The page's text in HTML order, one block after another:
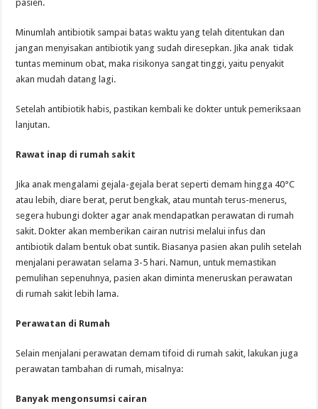
pasien.
Minumlah antibiotik sampai batas waktu yang telah ditentukan dan
jangan menyisakan antibiotik yang sudah diresepkan. Jika anak tidak
tuntas meminum obat, maka risikonya sangat tinggi, yaitu penyakit
akan mudah datang lagi.
Setelah antibiotik habis, pastikan kembali ke dokter untuk pemeriksaan
lanjutan.
Rawat inap di rumah sakit
Jika anak mengalami gejala-gejala berat seperti demam hingga 40°C
atau lebih, diare berat, perut bengkak, atau muntah terus-menerus,
segera hubungi dokter agar anak mendapatkan perawatan di rumah
sakit. Dokter akan memberikan cairan nutrisi melalui infus dan
antibiotik dalam bentuk obat suntik. Biasanya pasien akan pulih setelah
menjalani perawatan selama 3-5 hari. Namun, untuk memastikan
pemulihan sepenuhnya, pasien akan diminta meneruskan perawatan
di rumah sakit lebih lama.
Perawatan di Rumah
Selain menjalani perawatan demam tifoid di rumah sakit, lakukan juga
perawatan tambahan di rumah, misalnya:
Banyak mengonsumsi cairan